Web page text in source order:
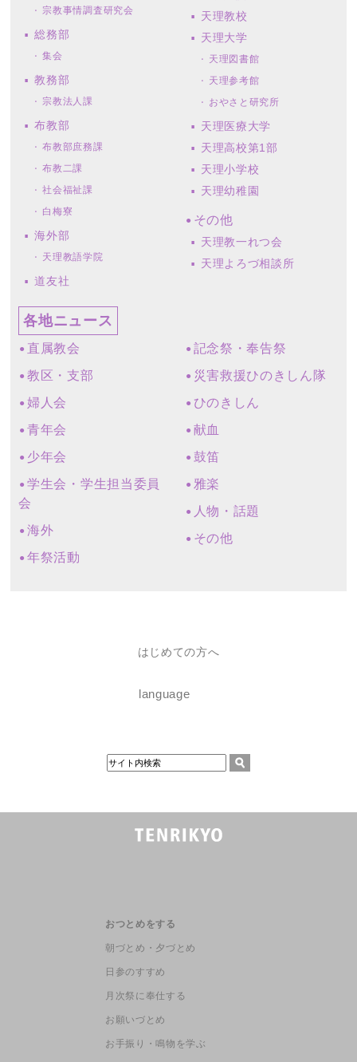
宗教事情調査研究会
総務部
集会
教務部
宗教法人課
布教部
布教部庶務課
布教二課
社会福祉課
白梅寮
海外部
天理教語学院
道友社
天理教校
天理大学
天理図書館
天理参考館
おやさと研究所
天理医療大学
天理高校第1部
天理小学校
天理幼稚園
その他
天理教一れつ会
天理よろづ相談所
各地ニュース
直属教会
教区・支部
婦人会
青年会
少年会
学生会・学生担当委員
会
海外
年祭活動
記念祭・奉告祭
災害救援ひのきしん隊
ひのきしん
献血
鼓笛
雅楽
人物・話題
その他
はじめての方へ
language
おつとめをする
朝づとめ・夕づとめ
日参のすすめ
月次祭に奉仕する
お願いづとめ
お手振り・鳴物を学ぶ